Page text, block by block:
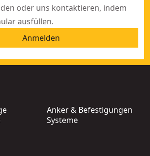
oder uns kontaktieren, indem
ausfüllen.
Anmelden
Anker & Befestigungen
Systeme